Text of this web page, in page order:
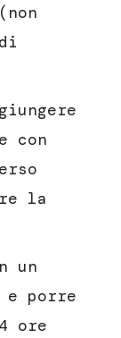
con
la
un
porre
ore